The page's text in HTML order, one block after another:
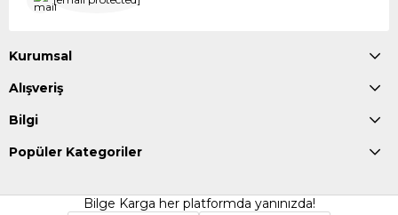
Kurumsal
Alışveriş
Bilgi
Popüler Kategoriler
Bilge Karga her platformda yanınızda!